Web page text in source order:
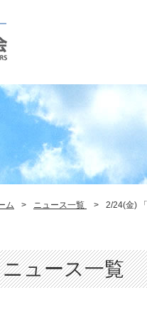
ム > ニュース一覧 > 2/24(金)
ニュース一覧